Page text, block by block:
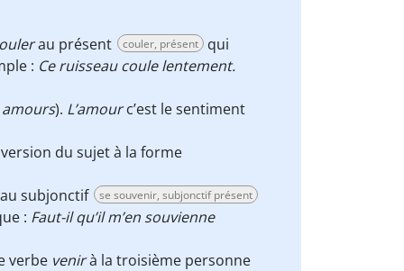
au présent couler, présent
qui
: Ce ruisseau coule lentement.
). L’amourc’est le sentiment
du sujet à la forme
subjonctif se souvenir, subjonctif présent
: Faut-il qu’il m’en souvienne
verbe venirà la troisième personne